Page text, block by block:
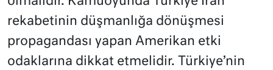
rekabetinin düşmanlığa dönüşmesi
propagandası yapan Amerikan etki
odaklarına dikkat etmelidir. Türkiye’nin